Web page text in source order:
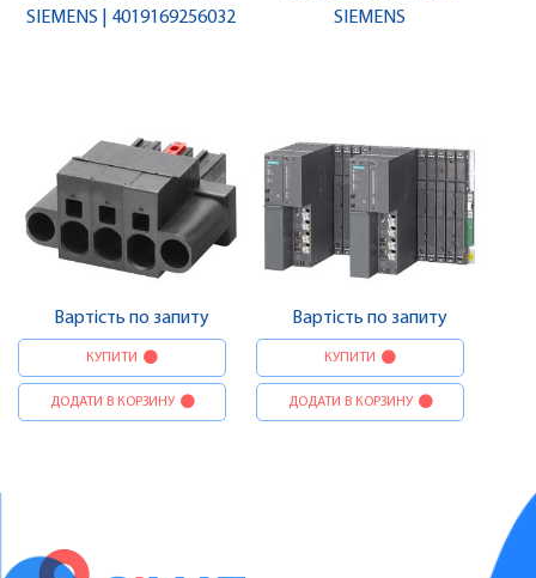
SIEMENS | 4019169256032
Вартість по запиту
КУПИТИ
ДОДАТИ В КОРЗИНУ
SIEMENS
Вартість по запиту
КУПИТИ
ДОДАТИ В КОРЗИНУ